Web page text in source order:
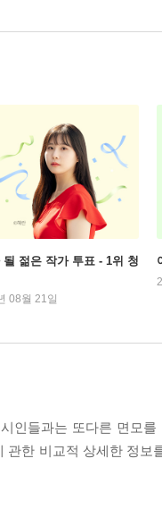
젊은 작가 투표 - 1위 청
08월 21일
인들과는 또다른 면모
한 비교적 상세한 정보